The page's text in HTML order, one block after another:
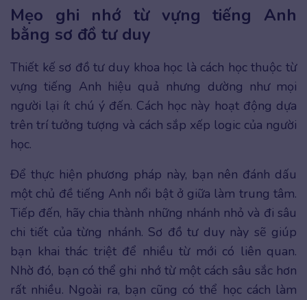
Mẹo ghi nhớ từ vựng tiếng Anh
bằng sơ đồ tư duy
Thiết kế sơ đồ tư duy khoa học là cách học thuộc từ
vựng tiếng Anh hiệu quả nhưng dường như mọi
người lại ít chú ý đến. Cách học này hoạt động dựa
trên trí tưởng tượng và cách sắp xếp logic của người
học.
Để thực hiện phương pháp này, bạn nên đánh dấu
một chủ đề tiếng Anh nổi bật ở giữa làm trung tâm.
Tiếp đến, hãy chia thành những nhánh nhỏ và đi sâu
chi tiết của từng nhánh. Sơ đồ tư duy này sẽ giúp
bạn khai thác triệt để nhiều từ mới có liên quan.
Nhờ đó, bạn có thể ghi nhớ từ một cách sâu sắc hơn
rất nhiều. Ngoài ra, bạn cũng có thể học cách làm